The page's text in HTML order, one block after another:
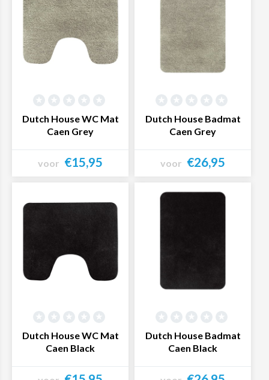
Dutch House WC Mat
Caen Grey
voor €15,95
Dutch House Badmat
Caen Grey
voor €26,95
Bekijk product
Dutch House WC Mat
Caen Black
Dutch House Badmat
Caen Black